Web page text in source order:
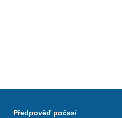
Předpověď počasí